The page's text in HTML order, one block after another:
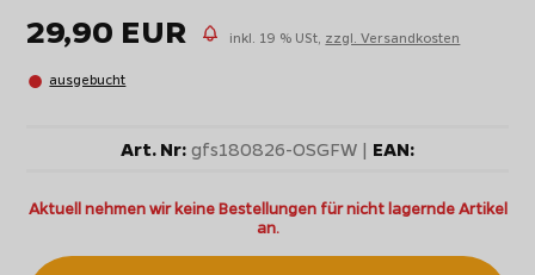
29,90 EUR inkl. 19 % USt, zzgl. Versandkosten
ausgebucht
Art. Nr: gfs180826-OSGFW | EAN:
Aktuell nehmen wir keine Bestellungen für nicht lagernde Artikel
an.